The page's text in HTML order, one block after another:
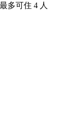
多可住 4 人